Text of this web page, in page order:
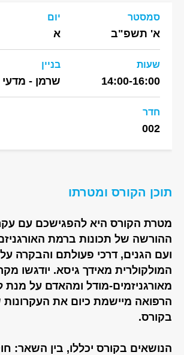
סמסטר
א' תשפ"ב
יום
א
שעות
14:00-16:00
בניין
שרמן - מדעי
חדר
002
תוכן הקורס ומטרתו
מטרת הקורס היא להפגישכם עם
ההורשה של תכונות ברמת
ועם הגנים, דרכי פעולתם והבקרה
המולקולרית מאידך גיסא. יודגשו
מאורגניזמים-מודל ומהאדם על מנת
הרפואה מיישמת כיום את העקרונות
בקורס.
הנושאים בקורס יכללו, בין השאר: